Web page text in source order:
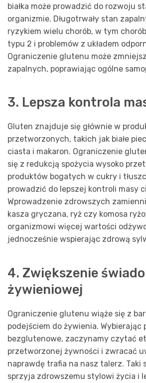
białka może prowadzić do rozwoju
organizmie. Długotrwały stan
ryzykiem wielu chorób, w tym
typu 2 i problemów z układem
Ograniczenie glutenu może
zapalnych, poprawiając ogólne
3. Lepsza kontrola
Gluten znajduje się głównie w
przetworzonych, takich jak białe
ciasta i makaron. Ograniczenie
się z redukcją spożycia wysoko
produktów bogatych w cukry i
prowadzić do lepszej kontroli masy
Wprowadzenie zdrowszych
kasza gryczana, ryż czy komosa
organizmowi więcej wartości
jednocześnie wspierając zdrową
4. Zwiększenie
żywieniowej
Ograniczenie glutenu wiąże się z
podejściem do żywienia. Wybierając
bezglutenowe, zaczynamy czytać
przetworzonej żywności i zwracać
naprawdę trafia na nasz talerz. Taki
sprzyja zdrowszemu stylowi życia i